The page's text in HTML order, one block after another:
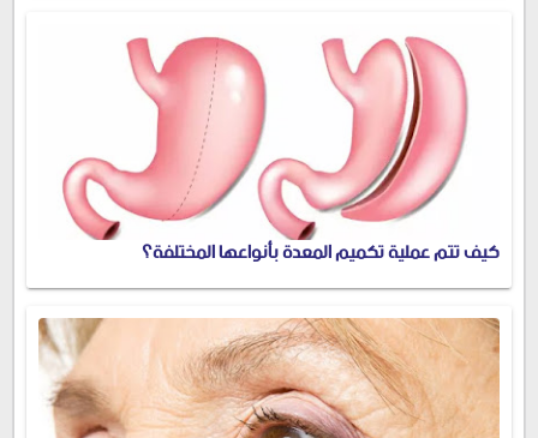
كيف تتم عملية تكميم المعدة بأنواعها المختلفة؟